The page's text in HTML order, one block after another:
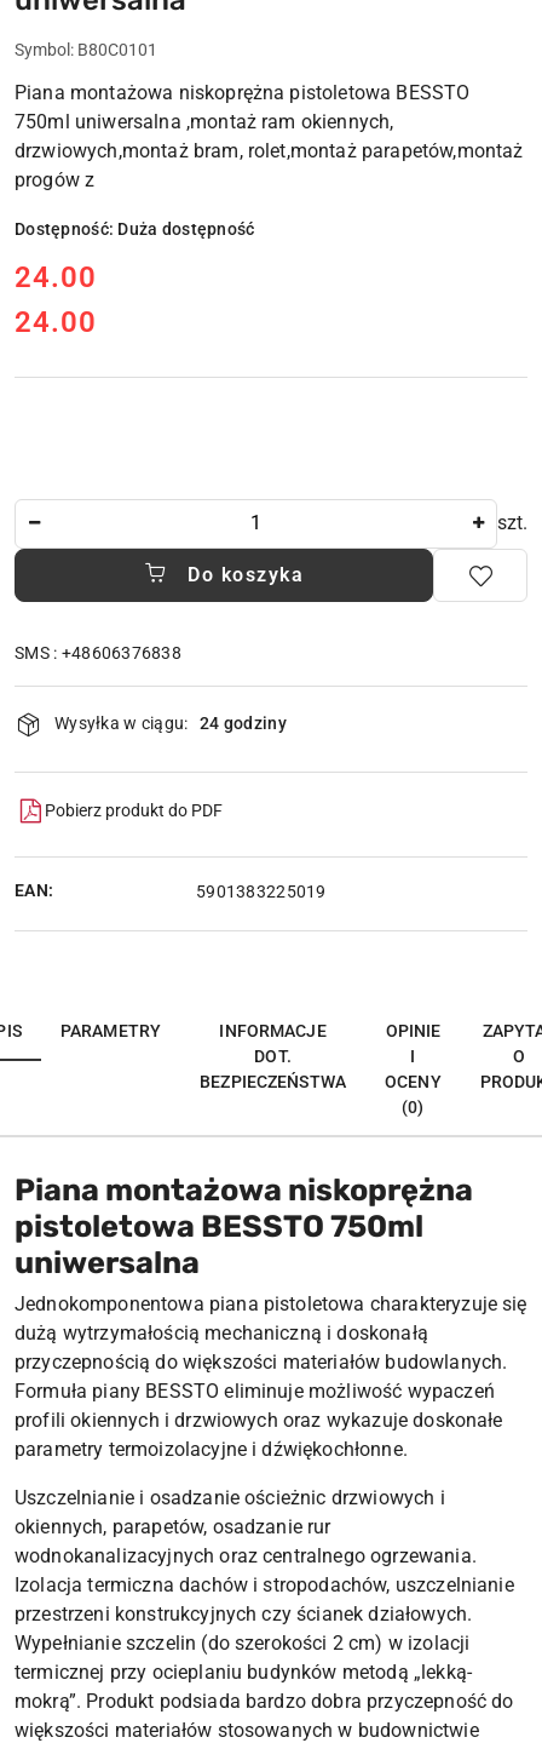
Symbol: B80C0101
Piana montażowa niskoprężna pistoletowa BESSTO
750ml uniwersalna ,montaż ram okiennych,
drzwiowych,montaż bram, rolet,montaż parapetów,montaż
progów z
Dostępność: Duża dostępność
cena:
24.00
Cena:
24.00
szt.
Do koszyka
SMS : +48606376838
i
dostawa
Wysyłka w ciągu: 24 godziny
Pobierz produkt do PDF
EAN: 5901383225019
PARAMETRY
INFORMACJE
DOT.
BEZPIECZEŃSTWA
OPINIE
I
OCENY
(0)
O
Piana montażowa niskoprężna
pistoletowa BESSTO 750ml
uniwersalna
Jednokomponentowa piana pistoletowa charakteryzuje się
dużą wytrzymałością mechaniczną i doskonałą
przyczepnością do większości materiałów budowlanych.
Formuła piany BESSTO eliminuje możliwość wypaczeń
profili okiennych i drzwiowych oraz wykazuje doskonałe
parametry termoizolacyjne i dźwiękochłonne.
Uszczelnianie i osadzanie ościeżnic drzwiowych i
okiennych, parapetów, osadzanie rur
wodnokanalizacyjnych oraz centralnego ogrzewania.
Izolacja termiczna dachów i stropodachów, uszczelnianie
przestrzeni konstrukcyjnych czy ścianek działowych.
Wypełnianie szczelin (do szerokości 2 cm) w izolacji
termicznej przy ocieplaniu budynków metodą „lekką-
mokrą”. Produkt podsiada bardzo dobra przyczepność do
większości materiałów stosowanych w budownictwie